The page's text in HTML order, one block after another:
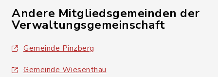
Andere Mitgliedsgemeinden der
Verwaltungsgemeinschaft
Gemeinde Pinzberg
Gemeinde Wiesenthau